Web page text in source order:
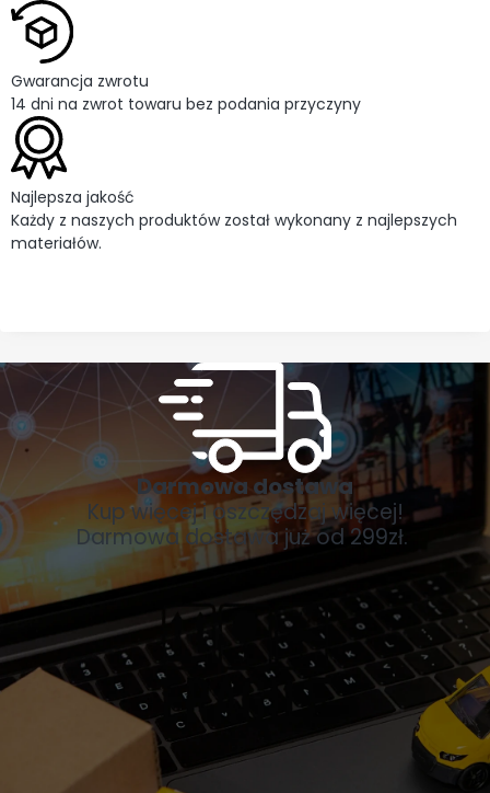
Gwarancja zwrotu
14 dni na zwrot towaru bez podania przyczyny
Najlepsza jakość
Każdy z naszych produktów został wykonany z najlepszych
materiałów.
Darmowa dostawa
Kup więcej i oszczędzaj więcej!
Darmowa dostawa już od 299zł.